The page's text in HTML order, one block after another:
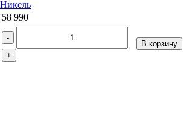
Никель
58 990
-
+
В корзину